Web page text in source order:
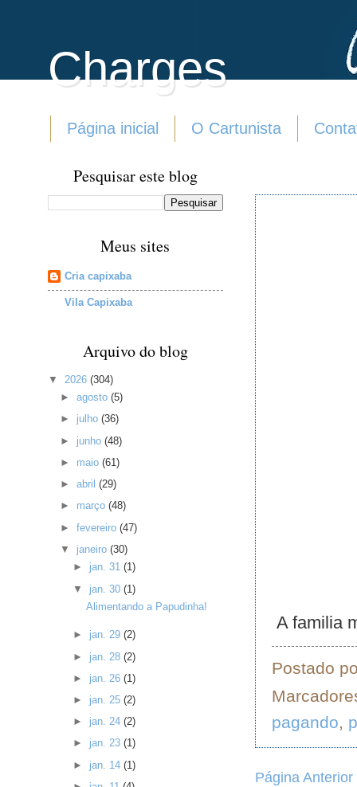
Charges
Página inicial O Cartunista
A familia
Postado
pagando,
Página Anterior
Pesquisar este blog
Meus sites
Cria capixaba
Vila Capixaba
Arquivo do blog
▼ 2026 (304)
►agosto(5)
► julho(36)
► junho(48)
► maio(61)
►abril(29)
► março(48)
►fevereiro(47)
▼ janeiro(30)
► jan. 31 (1)
▼ jan. 30 (1)
Alimentando a Papudinha!
► jan. 29 (2)
► jan. 28 (2)
► jan. 26 (1)
► jan. 25 (2)
► jan. 24 (2)
► jan. 23 (1)
► jan. 14 (1)